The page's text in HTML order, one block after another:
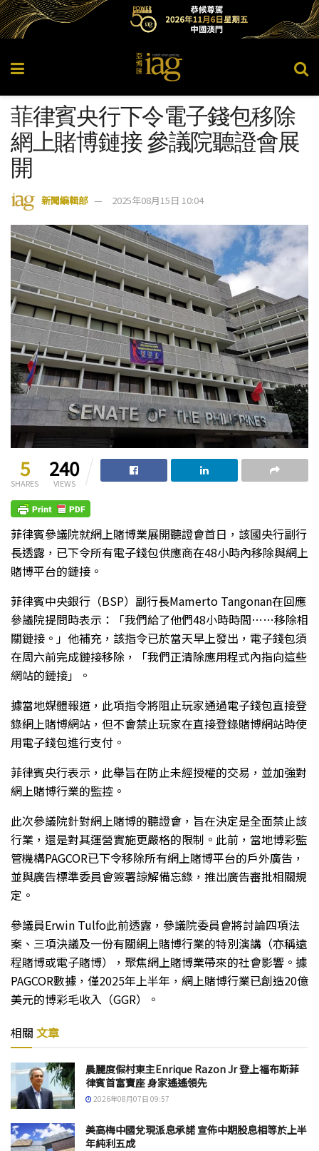
菲律賓央行下令電子錢包移除
網上賭博鏈接 參議院聽證會展
開
新聞編輯部 2025年08月15日 10:04
5
SHARES
240
VIEWS
菲律賓參議院就網上賭博業展開聽證會首日，該國央行副行
長透露，已下令所有電子錢包供應商在48小時內移除與網上
賭博平台的鏈接。
菲律賓中央銀行（BSP）副行長Mamerto Tangonan在回應
參議院提問時表示：「我們給了他們48小時時間……移除相
關鏈接。」他補充，該指令已於當天早上發出，電子錢包須
在周六前完成鏈接移除，「我們正清除應用程式內指向這些
網站的鏈接」。
據當地媒體報道，此項指令將阻止玩家通過電子錢包直接登
錄網上賭博網站，但不會禁止玩家在直接登錄賭博網站時使
用電子錢包進行支付。
菲律賓央行表示，此舉旨在防止未經授權的交易，並加強對
網上賭博行業的監控。
此次參議院針對網上賭博的聽證會，旨在決定是全面禁止該
行業，還是對其運營實施更嚴格的限制。此前，當地博彩監
管機構PAGCOR已下令移除所有網上賭博平台的戶外廣告，
並與廣告標準委員會簽署諒解備忘錄，推出廣告審批相關規
定。
參議員Erwin Tulfo此前透露，參議院委員會將討論四項法
案、三項決議及一份有關網上賭博行業的特別演講（亦稱遠
程賭博或電子賭博），聚焦網上賭博業帶來的社會影響。據
PAGCOR數據，僅2025年上半年，網上賭博行業已創造20億
美元的博彩毛收入（GGR）。
相關 文章
晨麗度假村東主Enrique Razon Jr 登上福布斯菲
律賓首富寶座 身家遙遙領先
2026年08月07日 09:57
美高梅中國兌現派息承諾 宣佈中期股息相等於上半
年純利五成